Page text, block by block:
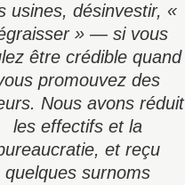
usines, désinvestir, «
» — si vous
être crédible quand
promouvez des
Nous avons réduit
les effectifs et la
et reçu
quelques surnoms